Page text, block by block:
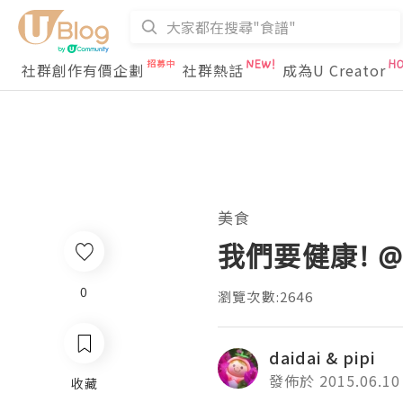
社群創作有價企劃 社群熱話 成為U Creator
0
收藏
美食
我們要健康!
瀏覽次數:2646
daidai & pipi
發佈於 2015.06.10